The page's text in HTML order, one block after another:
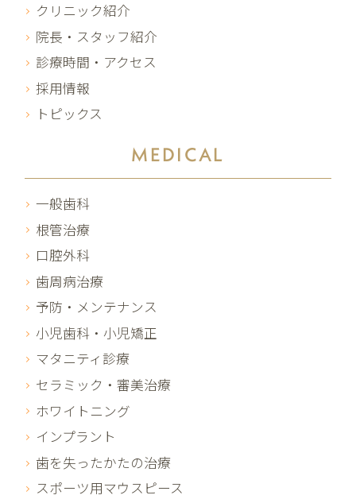
クリニック紹介
院長・スタッフ紹介
診療時間・アクセス
採用情報
トピックス
MEDICAL
一般歯科
根管治療
口腔外科
歯周病治療
予防・メンテナンス
小児歯科・小児矯正
マタニティ診療
セラミック・審美治療
ホワイトニング
インプラント
歯を失ったかたの治療
スポーツ用マウスピース